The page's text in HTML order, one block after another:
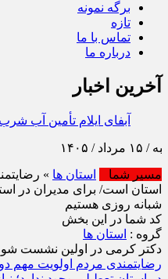
برگه نمونه
تازه
تماس با ما
درباره ما
آخرین اخبار
آبفای ایلام تأمین آب
مسیر شما استان ها
»
استان است/ برای مدیران در
شبانه روزی هستیم
کد شما در این بخش
گروه : استان ها
دکتر کرمی در اولین نشست